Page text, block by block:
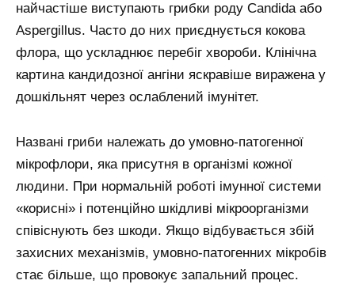
найчастіше виступають грибки роду Candida або
Aspergillus. Часто до них приєднується кокова
флора, що ускладнює перебіг хвороби. Клінічна
картина кандидозної ангіни яскравіше виражена у
дошкільнят через ослаблений імунітет.
Названі гриби належать до умовно-патогенної
мікрофлори, яка присутня в організмі кожної
людини. При нормальній роботі імунної системи
«корисні» і потенційно шкідливі мікроорганізми
співіснують без шкоди. Якщо відбувається збій
захисних механізмів, умовно-патогенних мікробів
стає більше, що провокує запальний процес.